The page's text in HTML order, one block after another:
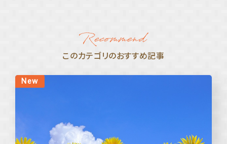
このカテゴリのおすすめ記事